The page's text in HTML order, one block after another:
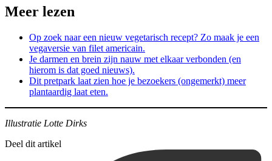
Meer lezen
Op zoek naar een nieuw vegetarisch recept? Zo maak je een
vegaversie van filet americain.
Je darmen en brein zijn nauw met elkaar verbonden (en
hierom is dat goed nieuws).
Dit pretpark laat zien hoe je bezoekers (ongemerkt) meer
plantaardig laat eten.
Illustratie Lotte Dirks
Deel dit artikel